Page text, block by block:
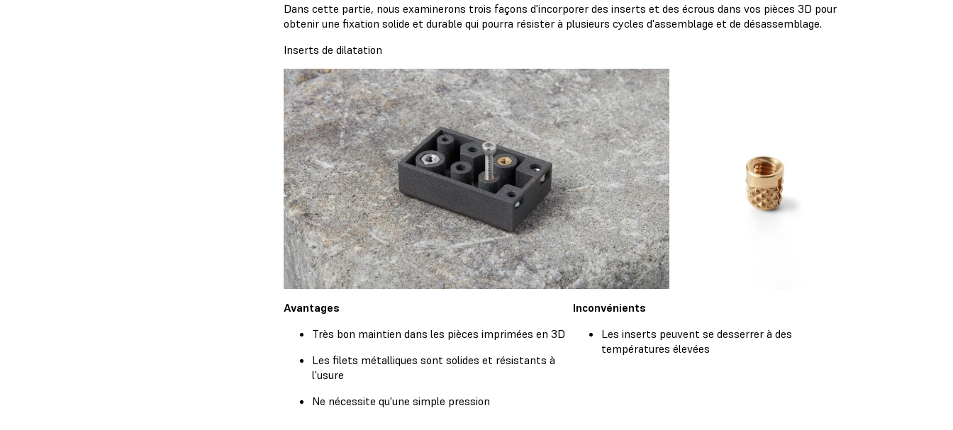
Dans cette partie, nous examinerons trois façons d'incorporer des inserts et des écrous dans vos pièces 3D pour
obtenir une fixation solide et durable qui pourra résister à plusieurs cycles d'assemblage et de désassemblage.
Inserts de dilatation
Avantages
Très bon maintien dans les pièces imprimées en 3D
Les filets métalliques sont solides et résistants à
l'usure
Ne nécessite qu'une simple pression
Inconvénients
Les inserts peuvent se desserrer à des
températures élevées